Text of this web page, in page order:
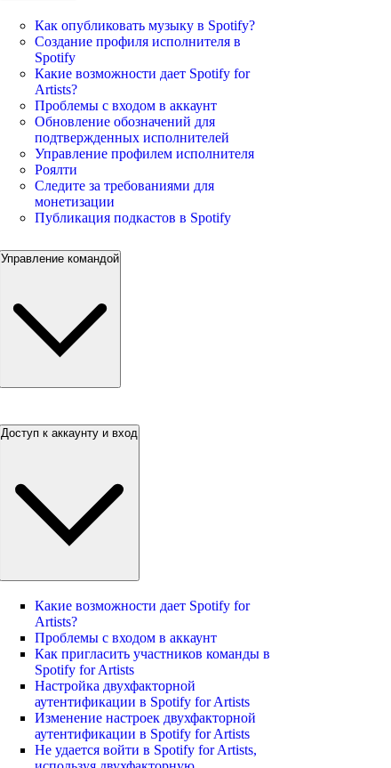
Как опубликовать музыку в Spotify?
Создание профиля исполнителя в
Spotify
Какие возможности дает Spotify for
Artists?
Проблемы с входом в аккаунт
Обновление обозначений для
подтвержденных исполнителей
Управление профилем исполнителя
Роялти
Следите за требованиями для
монетизации
Публикация подкастов в Spotify
Управление командой
Доступ к аккаунту и вход
Какие возможности дает Spotify for
Artists?
Проблемы с входом в аккаунт
Как пригласить участников команды в
Spotify for Artists
Настройка двухфакторной
аутентификации в Spotify for Artists
Изменение настроек двухфакторной
аутентификации в Spotify for Artists
Не удается войти в Spotify for Artists,